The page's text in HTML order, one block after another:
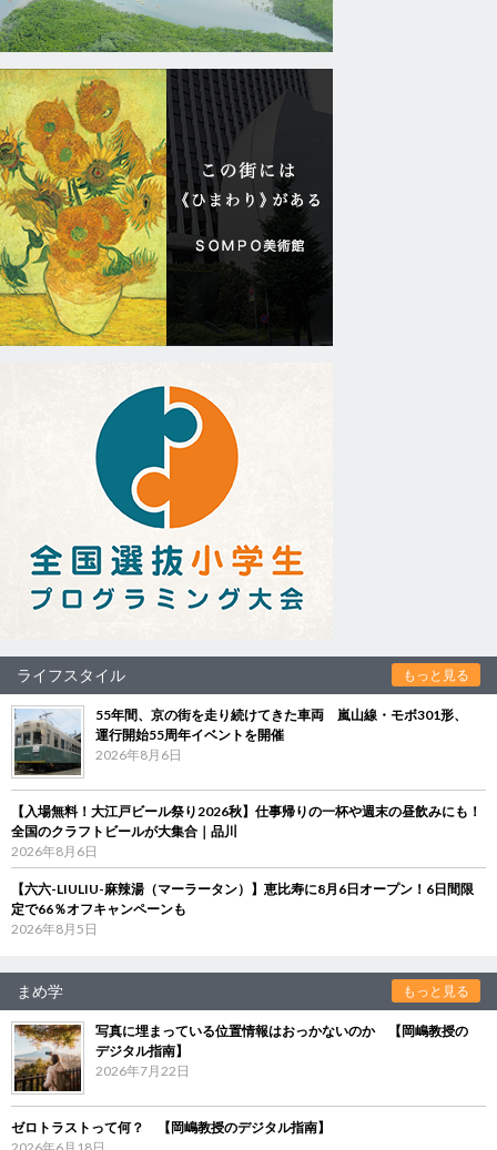
ライフスタイル もっと見る
55年間、京の街を走り続けてきた車両 嵐山線・モボ301形、
運行開始55周年イベントを開催
2026年8月6日
【入場無料！大江戸ビール祭り2026秋】仕事帰りの一杯や週末の昼飲みにも！
全国のクラフトビールが大集合｜品川
2026年8月6日
【六六-LIULIU-麻辣湯（マーラータン）】恵比寿に8月6日オープン！6日間限
定で66％オフキャンペーンも
2026年8月5日
まめ学 もっと見る
写真に埋まっている位置情報はおっかないのか 【岡嶋教授の
デジタル指南】
2026年7月22日
ゼロトラストって何？ 【岡嶋教授のデジタル指南】